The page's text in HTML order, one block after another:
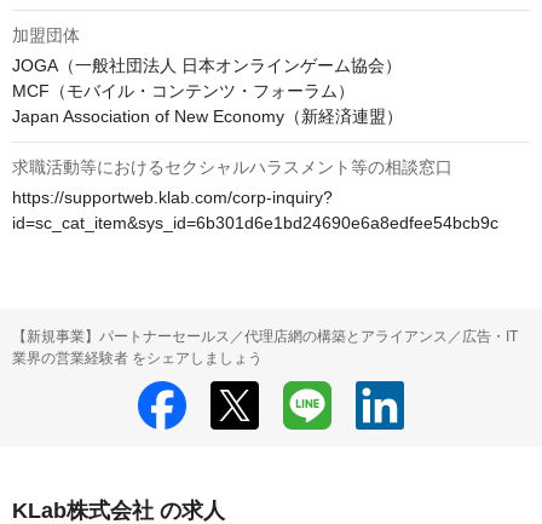
加盟団体
JOGA（一般社団法人 日本オンラインゲーム協会）
MCF（モバイル・コンテンツ・フォーラム）
Japan Association of New Economy（新経済連盟）
求職活動等におけるセクシャルハラスメント等の相談窓口
https://supportweb.klab.com/corp-inquiry?
id=sc_cat_item&sys_id=6b301d6e1bd24690e6a8edfee54bcb9c
【新規事業】パートナーセールス／代理店網の構築とアライアンス／広告・IT
業界の営業経験者 をシェアしましょう
KLab株式会社 の求人